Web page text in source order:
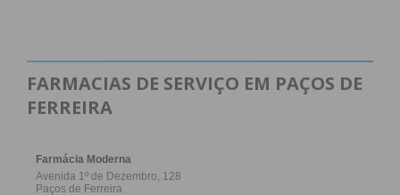
FARMACIAS DE SERVIÇO EM PAÇOS DE
FERREIRA